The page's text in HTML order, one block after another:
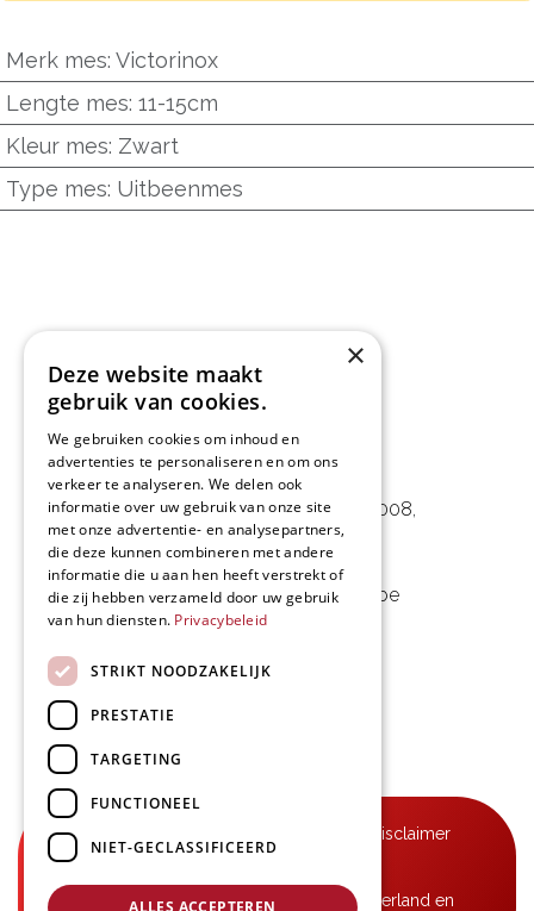
Merk mes: Victorinox
Lengte mes: 11-15cm
Kleur mes: Zwart
Type mes: Uitbeenmes
L&D Foodpartner BV
Noorwegenstraat 29D, Haven 8008,
9940 Evergem, BE
09 253 49 57- mail@delmo.be
BE 0768.656.308
Volg ons
Disclaimer
B2B-leveringen in België, Frankrijk, Nederland en
×
Deze website maakt
gebruik van cookies.
We gebruiken cookies om inhoud en
advertenties te personaliseren en om ons
verkeer te analyseren. We delen ook
informatie over uw gebruik van onze site
met onze advertentie- en analysepartners,
die deze kunnen combineren met andere
informatie die u aan hen heeft verstrekt of
die zij hebben verzameld door uw gebruik
van hun diensten. Privacybeleid
STRIKT NOODZAKELIJK
PRESTATIE
TARGETING
FUNCTIONEEL
NIET-GECLASSIFICEERD
ALLES ACCEPTEREN